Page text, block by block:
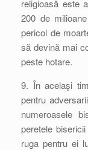
religioasă este
200 de
pericol de
să devină mai
peste hotare.
9. În acelaşi
pentru
numeroasele
peretele
ruga pentru ei